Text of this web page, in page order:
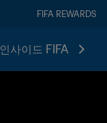
FIFA REWARDS
인사이드 FIFA